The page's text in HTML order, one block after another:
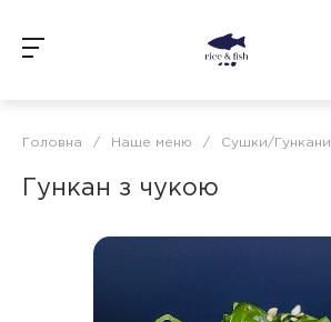
Головна / Наше меню / Сушки/Гункани
Гункан з чукою